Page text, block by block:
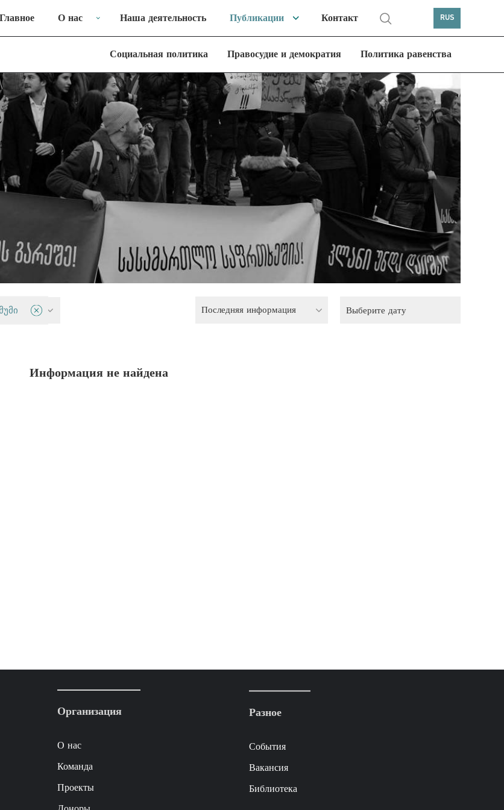
Главное О нас Наша деятельность Публикации Контакт RUS
Социальная политика Правосудие и демократия Политика равенства
Последняя информация
Информация не найдена
Организация
О нас
Команда
Проекты
Разное
События
Вакансия
Библиотека